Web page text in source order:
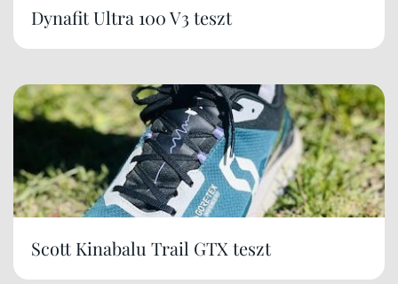
Dynafit Ultra 100 V3 teszt
Scott Kinabalu Trail GTX teszt